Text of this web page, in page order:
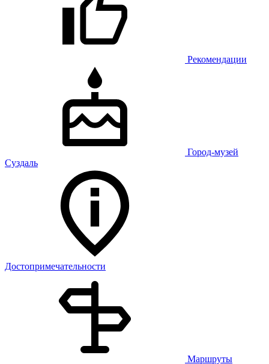
Рекомендации
Город-музей
Суздаль
Достопримечательности
Маршруты